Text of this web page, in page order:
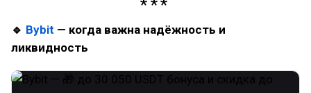
🔹 Bybit — когда важна надёжность и
ликвидность